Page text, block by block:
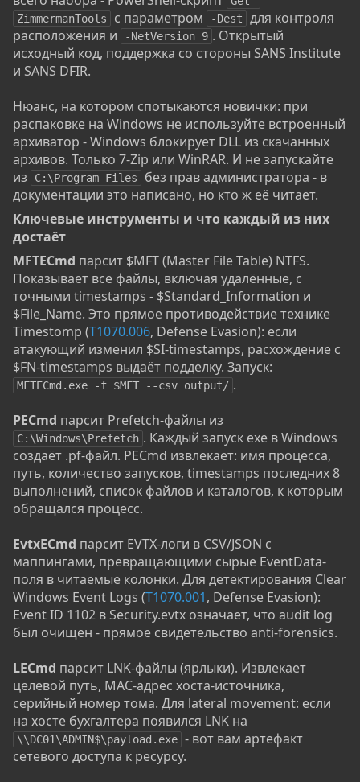
ZimmermanTools
с параметром -Dest
для контроля
расположения и
-NetVersion 9 . Открытый
исходный код, поддержка со стороны SANS Institute
и SANS DFIR.
Нюанс, на котором спотыкаются новички: при
распаковке на Windows не используйте встроенный
архиватор - Windows блокирует DLL из скачанных
архивов. Только 7-Zip или WinRAR. И не запускайте
из
C:\Program Files
без прав администратора - в
документации это написано, но кто ж её читает.
Ключевые инструменты и что каждый из них
достаёт​
MFTECmd парсит $MFT (Master File Table) NTFS.
Показывает все файлы, включая удалённые, с
точными timestamps - $Standard_Information и
$File_Name. Это прямое противодействие технике
Timestomp (T1070.006, Defense Evasion): если
атакующий изменил $SI-timestamps, расхождение с
$FN-timestamps выдаёт подделку. Запуск:
MFTECmd.exe -f $MFT --csv output/ .
PECmd парсит Prefetch-файлы из
C:\Windows\Prefetch . Каждый запуск exe в Windows
создаёт .pf-файл. PECmd извлекает: имя процесса,
путь, количество запусков, timestamps последних 8
выполнений, список файлов и каталогов, к которым
обращался процесс.
EvtxECmd парсит EVTX-логи в CSV/JSON с
маппингами, превращающими сырые EventData-
поля в читаемые колонки. Для детектирования Clear
Windows Event Logs (T1070.001, Defense Evasion):
Event ID 1102 в Security.evtx означает, что audit log
был очищен - прямое свидетельство anti-forensics.
LECmd парсит LNK-файлы (ярлыки). Извлекает
целевой путь, MAC-адрес хоста-источника,
серийный номер тома. Для lateral movement: если
на хосте бухгалтера появился LNK на
\\DC01\ADMIN$\payload.exe - вот вам артефакт
сетевого доступа к ресурсу.